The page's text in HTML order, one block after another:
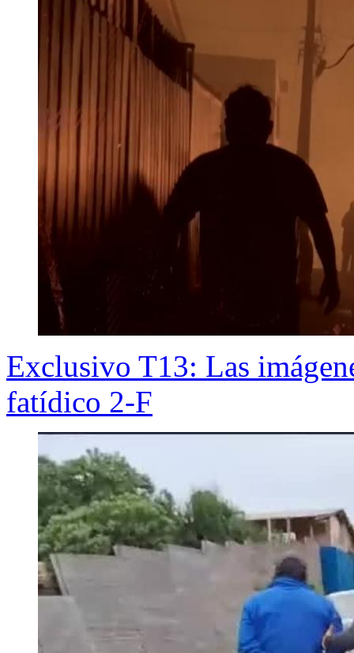
Exclusivo T13: Las
fatídico 2-F